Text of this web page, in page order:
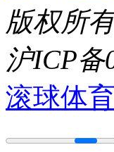
版权所
沪ICP备
滚球体